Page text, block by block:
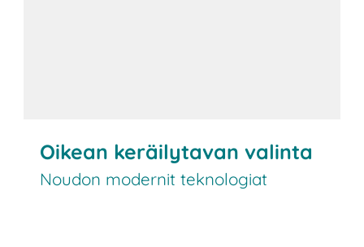
Oikean keräilytavan valinta
Noudon modernit teknologiat